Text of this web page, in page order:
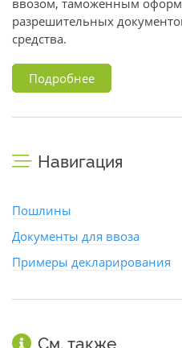
ввозом, таможенным
разрешительных
средства.
Подробнее
Навигация
Пошлины
Документы для ввоза
Примеры декларирования
См. также